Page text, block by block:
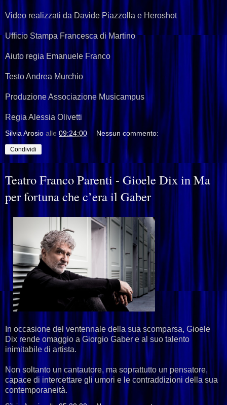
Video realizzati da Davide Piazzolla e Heroshot
Ufficio Stampa Francesca di Martino
Aiuto regia Emanuele Franco
Testo Andrea Murchio
Produzione Associazione Musicampus
Regia Alessia Olivetti
Silvia Arosio alle 09:24:00 Nessun commento:
Condividi
Teatro Franco Parenti - Gioele Dix in Ma
per fortuna che c’era il Gaber
In occasione del ventennale della sua scomparsa, Gioele
Dix rende omaggio a Giorgio Gaber e al suo talento
inimitabile di artista.
Non soltanto un cantautore, ma soprattutto un pensatore,
capace di intercettare gli umori e le contraddizioni della sua
contemporaneità.